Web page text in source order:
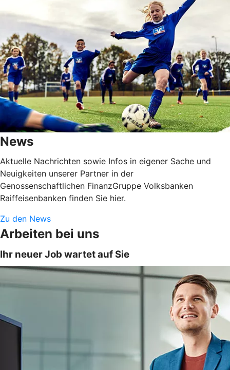
News
Aktuelle Nachrichten sowie Infos in eigener Sache und
Neuigkeiten unserer Partner in der
Genossenschaftlichen FinanzGruppe Volksbanken
Raiffeisenbanken finden Sie hier.
Zu den News
Arbeiten bei uns
Ihr neuer Job wartet auf Sie